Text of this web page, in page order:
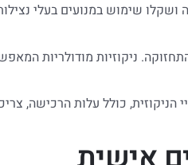
ושקלו שימוש במנועים בעלי
ניקוזיות מודולריות
הניקוזית, כולל עלות הרכישה,